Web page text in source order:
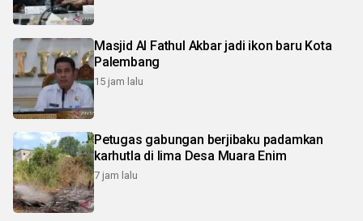
Masjid Al Fathul Akbar jadi ikon baru Kota
Palembang
15 jam lalu
Petugas gabungan berjibaku padamkan
karhutla di lima Desa Muara Enim
7 jam lalu